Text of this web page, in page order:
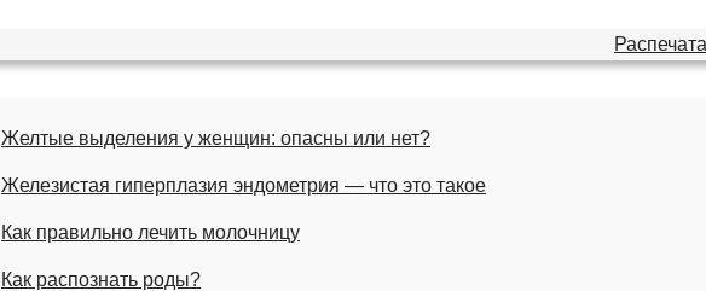
Желтые выделения у женщин: опасны или нет?
Железистая гиперплазия эндометрия — что это такое
Как правильно лечить молочницу
Как распознать роды?